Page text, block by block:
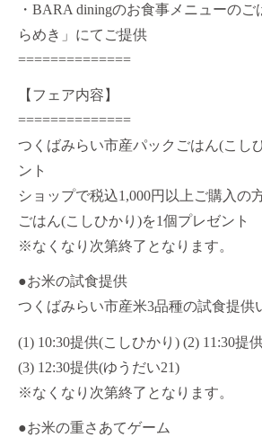
・BARA diningのお食事メニューのご
らめき」にてご提供
==============
【フェア内容】
==============
つくばみらい市産パックごはん(こし
ント
ショップで税込1,000円以上ご購入の
ごはん(こしひかり)を1個プレゼント
※なくなり次第終了となります。
●お米の試食提供
つくばみらい市産米3品種の試食提供
(1) 10:30提供(こしひかり) (2) 11:30提
(3) 12:30提供(ゆうだい21)
※なくなり次第終了となります。
●お米の重さあてゲーム